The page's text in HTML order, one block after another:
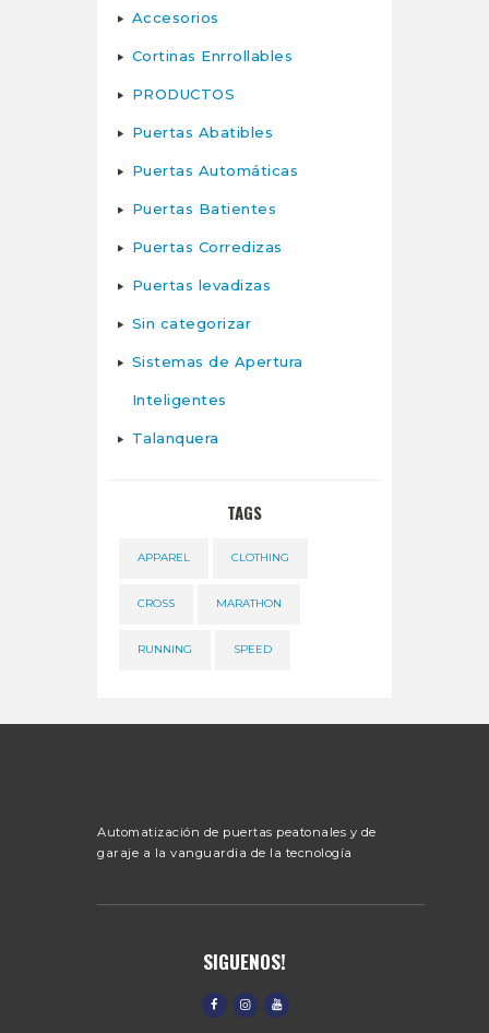
Accesorios
Cortinas Enrrollables
PRODUCTOS
Puertas Abatibles
Puertas Automáticas
Puertas Batientes
Puertas Corredizas
Puertas levadizas
Sin categorizar
Sistemas de Apertura
Inteligentes
Talanquera
TAGS
APPAREL CLOTHING
CROSS MARATHON
RUNNING SPEED
Automatización de puertas peatonales y de
garaje a la vanguardia de la tecnología
SIGUENOS!